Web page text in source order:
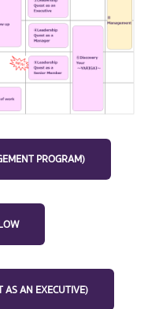
PROGRAM)
AN EXECUTIVE)